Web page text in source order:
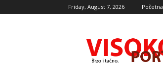
Friday, August 7, 2026 Početna
portal